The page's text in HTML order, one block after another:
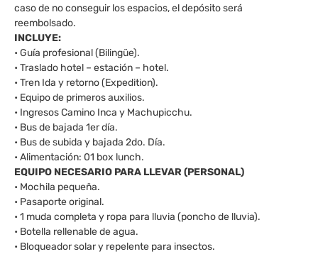
caso de no conseguir los espacios, el depósito será
reembolsado.
INCLUYE:
• Guía profesional (Bilingüe).
• Traslado hotel – estación – hotel.
• Tren Ida y retorno (Expedition).
• Equipo de primeros auxilios.
• Ingresos Camino Inca y Machupicchu.
• Bus de bajada 1er día.
• Bus de subida y bajada 2do. Día.
• Alimentación: 01 box lunch.
EQUIPO NECESARIO PARA LLEVAR (PERSONAL)
• Mochila pequeña.
• Pasaporte original.
• 1 muda completa y ropa para lluvia (poncho de lluvia).
• Botella rellenable de agua.
• Bloqueador solar y repelente para insectos.